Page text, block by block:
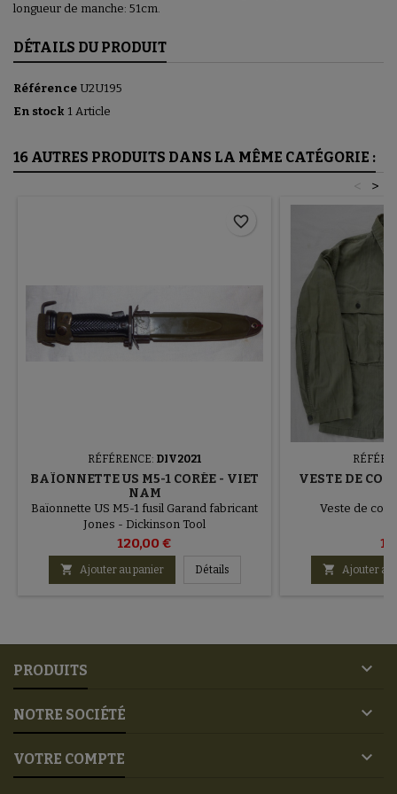
longueur de manche: 51cm.
DÉTAILS DU PRODUIT
Référence U2U195
En stock 1 Article
16 AUTRES PRODUITS DANS LA MÊME CATÉGORIE :
>
<
RÉFÉRENCE: DIV2021
BAÏONNETTE US M5-1 CORÉE - VIET
NAM
Baïonnette US M5-1 fusil Garand fabricant
Jones - Dickinson Tool
120,00 €
 Ajouter au panier Détails
favorite_border
VESTE DE
Veste de
 Ajouter au
PRODUITS 
NOTRE SOCIÉTÉ 
VOTRE COMPTE 